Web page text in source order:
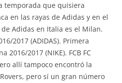
temporada que quisiera
en las rayas de Adidas y en el
Adidas en Italia es el Milan.
2017 (ADIDAS). Primera
2016/2017 (NIKE). FCB FC
allí tampoco encontró la
pero sí un gran número